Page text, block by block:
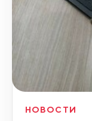
НОВОСТИ